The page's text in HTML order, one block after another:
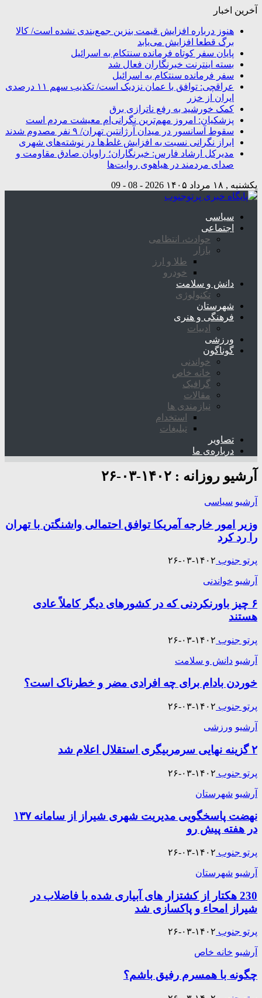
آخرین اخبار
هنوز درباره افزایش قیمت بنزین جمع‌بندی نشده است/ کالا
برگ قطعا افزایش می‌یابد
پایان سفر کوتاه فرمانده سنتکام به اسرائیل
بسته اینترنت خبرنگاران فعال شد
سفر فرمانده سنتکام به اسرائیل
عراقچی: توافق با عمان نزدیک است/ تکذیب سهم ۱۱ درصدی
ایران از خزر
کمک خورشید به رفع ناترازی برق
پزشکیان: امروز مهم‌ترین نگرانی‌ام معیشت مردم است
سقوط آسانسور در میدان آرژانتین تهران/ ۹ نفر مصدوم شدند
ابراز نگرانی نسبت به افزایش غلط‌ها در نوشته‌های شهری
مدیرکل ارشاد فارس: خبرنگاران؛ راویان صادق مقاومت و
صدای مردمند در هیاهوی روایت‌ها
یکشنبه , ۱۸ مرداد ۱۴۰۵ 2026 - 08 - 09
سیاسی
اجتماعی
حوادث، انتظامی
بازار
طلا و ارز
خودرو
دانش و سلامت
تکنولوژی
شهرستان
فرهنگی و هنری
ادبیات
ورزشی
گوناگون
خواندنی
خانه خاص
گرافیک
مقالات
نیازمندی ها
استخدام
تبلیغات
تصاویر
درباره‌ی ما
آرشیو روزانه : ۱۴۰۲-۰۳-۲۶
آرشیو سیاسی
وزیر امور خارجه آمریکا توافق احتمالی واشنگتن با تهران
را رد کرد
پرتو جنوب ۱۴۰۲-۰۳-۲۶
آرشیو خواندنی
۶ چیز باورنکردنی که در کشور‌های دیگر کاملاً عادی
هستند
پرتو جنوب ۱۴۰۲-۰۳-۲۶
آرشیو دانش و سلامت
خوردن بادام برای چه افرادی مضر و خطرناک است؟
پرتو جنوب ۱۴۰۲-۰۳-۲۶
آرشیو ورزشی
۲ گزینه نهایی سرمربیگری استقلال اعلام شد
پرتو جنوب ۱۴۰۲-۰۳-۲۶
آرشیو شهرستان
نهضت پاسخگویی مدیریت شهری شیراز از سامانه ۱۳۷
در هفته پیش رو
پرتو جنوب ۱۴۰۲-۰۳-۲۶
آرشیو شهرستان
230 هکتار از کشتزار های آبیاری شده با فاضلاب در
شیراز امحاء و پاکسازی شد
پرتو جنوب ۱۴۰۲-۰۳-۲۶
آرشیو خانه خاص
چگونه با همسرم رفیق باشم؟